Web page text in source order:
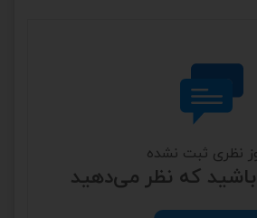
نظری ثبت نشده
باشید که نظر می‌دهید